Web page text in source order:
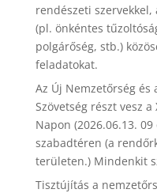
rendészeti
(pl. önkéntes
polgárőség, stb.)
feladatokat.
Az Új Nemzetőrség és
Szövetség részt vesz
Napon (2026.06.13.
szabadtéren (a
területen.) Mindenkit
Tisztújítás a